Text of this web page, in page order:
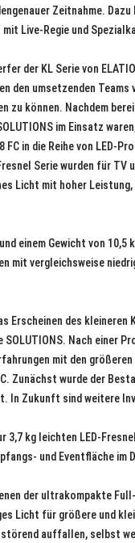
Zeitnahme.
Live-Regie und
der KL Serie von
den umsetzenden
zu können. Nachdem
im Einsatz
in die Reihe von LED-
Serie wurden für TV
Licht mit hoher
einem Gewicht von 10,5
mit vergleichsweise
Erscheinen des kleineren
SOLUTIONS. Nach einer
mit den
Zunächst wurde der
In Zukunft sind weitere
3,7 kg leichten LED-
und Eventfläche
der ultrakompakte
Licht für größere und
auffallen, selbst